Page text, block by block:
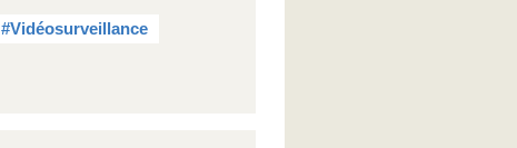
#Vidéosurveillance